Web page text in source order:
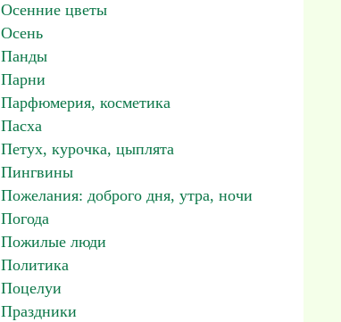
Осенние цветы
Осень
Панды
Парни
Парфюмерия, косметика
Пасха
Петух, курочка, цыплята
Пингвины
Пожелания: доброго дня, утра, ночи
Погода
Пожилые люди
Политика
Поцелуи
Праздники